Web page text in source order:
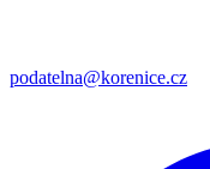
podatelna@korenice.cz